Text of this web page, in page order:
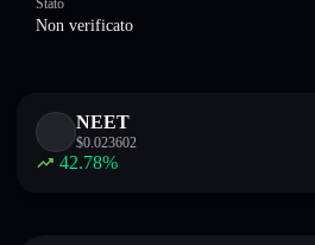
Stato
Non verificato
NEET
$0.023602
42.78%